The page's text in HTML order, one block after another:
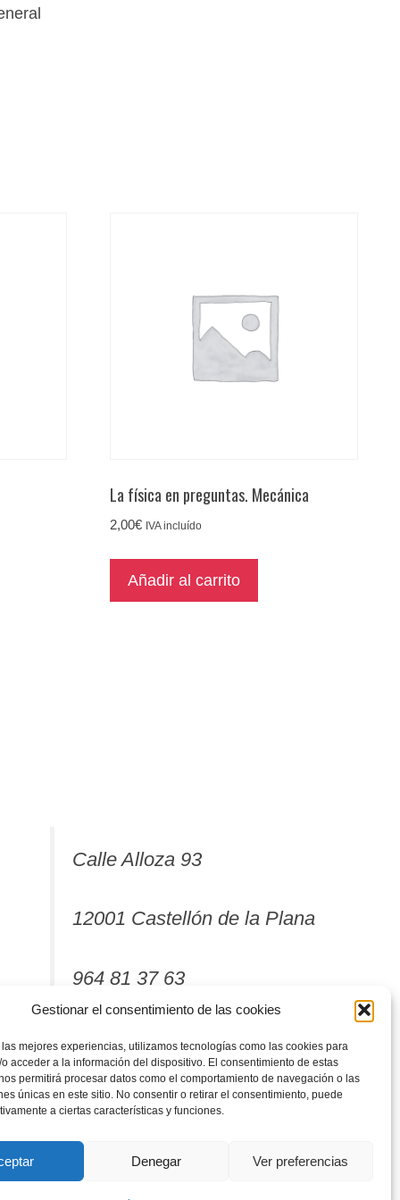
Gestionar el consentimiento de las cookies
mejores experiencias, utilizamos tecnologías como las cookies para
acceder a la información del dispositivo. El consentimiento de estas
permitirá procesar datos como el comportamiento de navegación o las
únicas en este sitio. No consentir o retirar el consentimiento, puede
a ciertas características y funciones.
Denegar Ver preferencias
La física en preguntas. Mecánica
2,00€ IVA incluído
Añadir al carrito
Calle Alloza 93
12001 Castellón de la Plana
964 81 37 63